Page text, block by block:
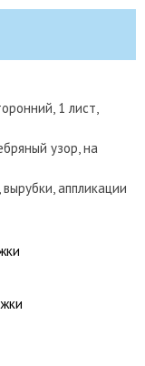
1 лист,
узор, на
аппликации